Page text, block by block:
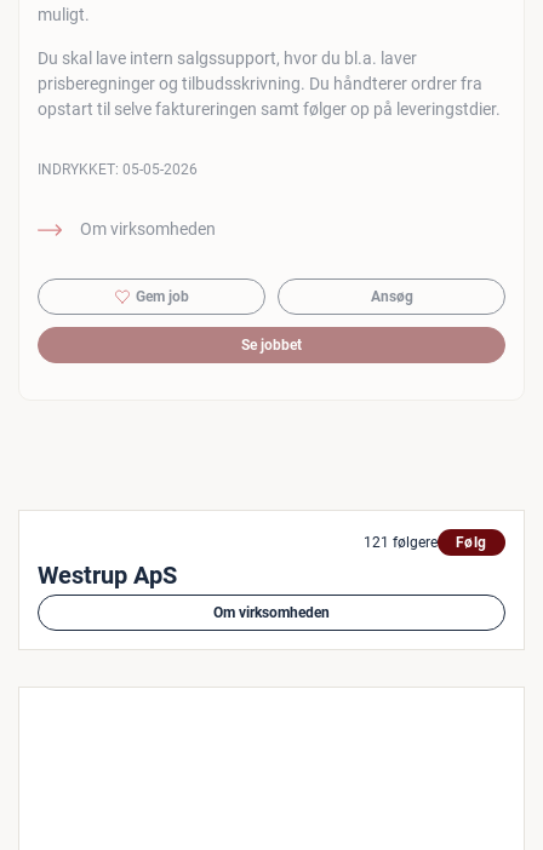
muligt.
Du skal lave intern salgssupport, hvor du bl.a. laver
prisberegninger og tilbudsskrivning. Du håndterer ordrer fra
opstart til selve faktureringen samt følger op på leveringstdier.
Om virksomheden
INDRYKKET: 05-05-2026
Gem job Ansøg
Se jobbet
121 følgere Følg
Westrup ApS
Om virksomheden